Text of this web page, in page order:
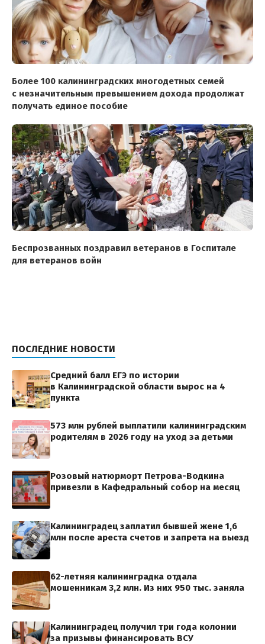
Более 100 калининградских многодетных семей
с незначительным превышением дохода продолжат
получать единое пособие
Беспрозванных поздравил ветеранов в Госпитале
для ветеранов войн
ПОСЛЕДНИЕ НОВОСТИ
Средний балл ЕГЭ по истории
в Калининградской области вырос на 4
пункта
573 млн рублей выплатили калининградским
родителям в 2026 году на уход за детьми
Розовый натюрморт Петрова-Водкина
привезли в Кафедральный собор на месяц
Калининградец заплатил бывшей жене 1,6
млн после ареста счетов и запрета на выезд
62-летняя калининградка отдала
мошенникам 3,2 млн. Из них 950 тыс. заняла
Калининградец получил три года колонии
за призывы финансировать ВСУ